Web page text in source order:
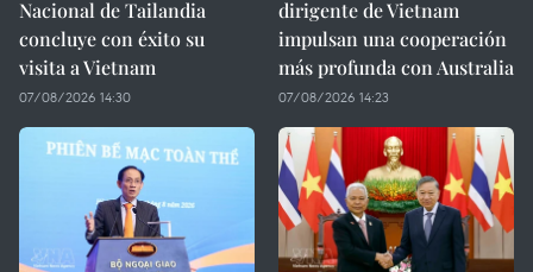
Nacional de Tailandia
concluye con éxito su
visita a Vietnam
07/08/2026 14:30
dirigente de Vietnam
impulsan una cooperación
más profunda con Australia
07/08/2026 14:23